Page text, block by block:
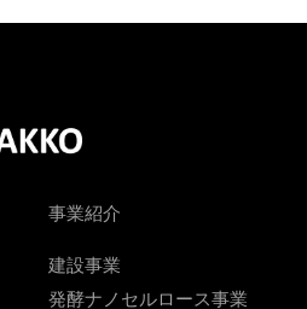
事業紹介
建設事業
発酵ナノセルロース事業